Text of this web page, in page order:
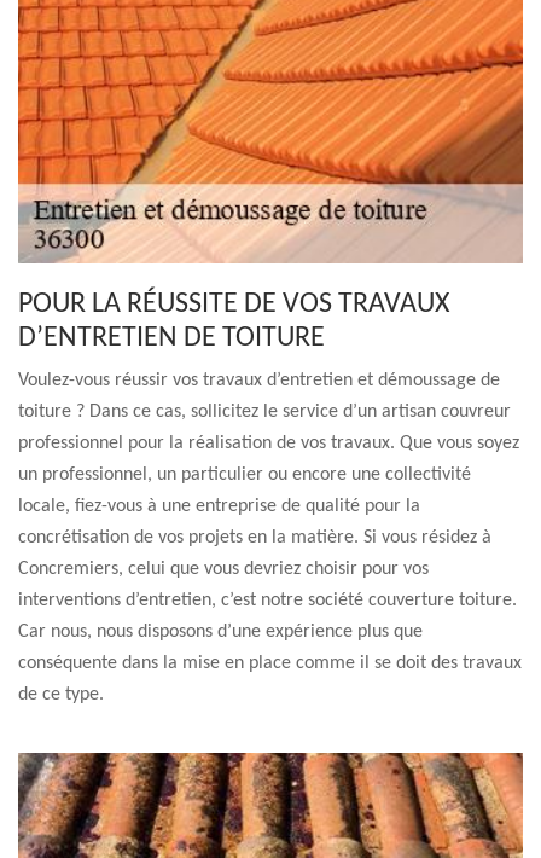
POUR LA RÉUSSITE DE VOS TRAVAUX
D’ENTRETIEN DE TOITURE
Voulez-vous réussir vos travaux d’entretien et démoussage de
toiture ? Dans ce cas, sollicitez le service d’un artisan couvreur
professionnel pour la réalisation de vos travaux. Que vous soyez
un professionnel, un particulier ou encore une collectivité
locale, fiez-vous à une entreprise de qualité pour la
concrétisation de vos projets en la matière. Si vous résidez à
Concremiers, celui que vous devriez choisir pour vos
interventions d’entretien, c’est notre société couverture toiture.
Car nous, nous disposons d’une expérience plus que
conséquente dans la mise en place comme il se doit des travaux
de ce type.